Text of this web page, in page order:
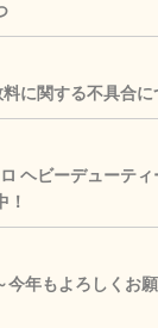
料に関する不具合に
ヘビーデューテ
！
今年もよろしくお